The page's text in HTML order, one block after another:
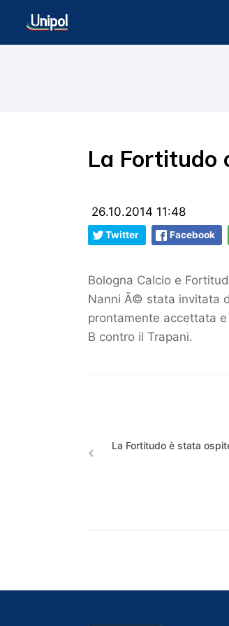
La Fortitudo
26.10.2014 11:48
Twitter Facebook
Bologna Calcio e
Nanni Ã© stata invitata
prontamente accettata
B contro il Trapani.
La Fortitudo è stata